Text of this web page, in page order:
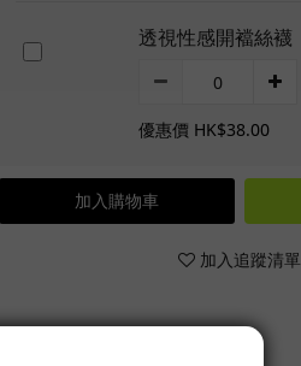
透視性感開襠絲襪
優惠價 HK$38.00
加入購物車
加入追蹤清單